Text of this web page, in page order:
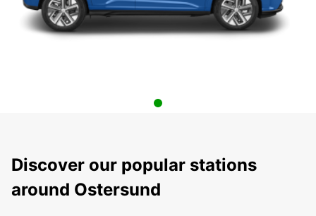
Discover our popular stations
around Ostersund